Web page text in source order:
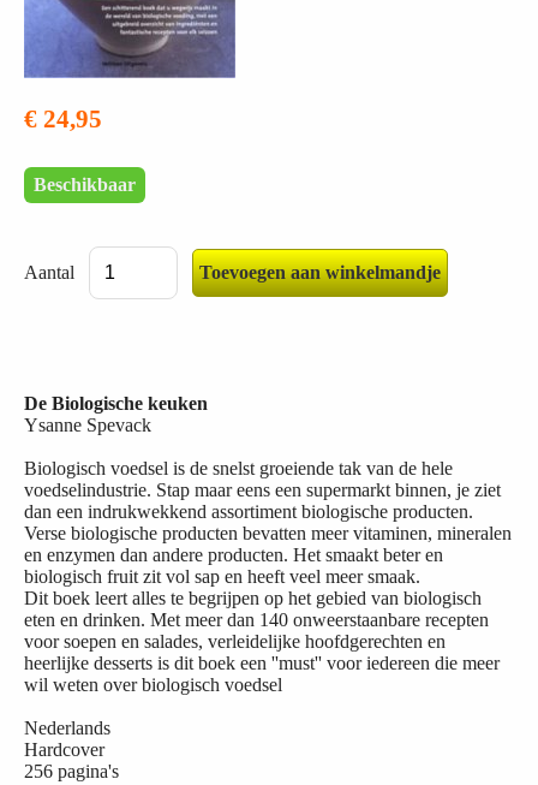
€ 24,95
Beschikbaar
Aantal
De Biologische keuken
Ysanne Spevack
Biologisch voedsel is de snelst groeiende tak van de hele
voedselindustrie. Stap maar eens een supermarkt binnen, je ziet
dan een indrukwekkend assortiment biologische producten.
Verse biologische producten bevatten meer vitaminen, mineralen
en enzymen dan andere producten. Het smaakt beter en
biologisch fruit zit vol sap en heeft veel meer smaak.
Dit boek leert alles te begrijpen op het gebied van biologisch
eten en drinken. Met meer dan 140 onweerstaanbare recepten
voor soepen en salades, verleidelijke hoofdgerechten en
heerlijke desserts is dit boek een ''must'' voor iedereen die meer
wil weten over biologisch voedsel
Nederlands
Hardcover
256 pagina's